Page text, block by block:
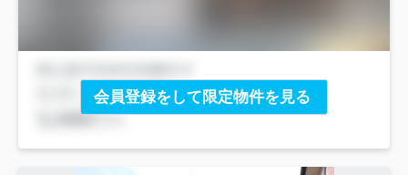
会員登録をして限定物件を見る